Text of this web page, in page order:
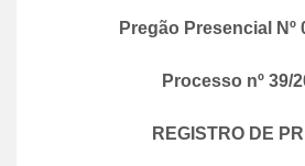
Pregão Presencial Nº
Processo nº 39/
REGISTRO DE